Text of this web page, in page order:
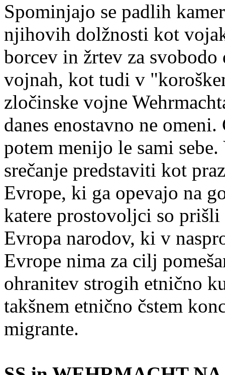
Spominjajo se padlih
njihovih dolžnosti kot
borcev in žrtev za
vojnah, kot tudi v
zločinske vojne
danes enostavno ne
potem menijo le sami
srečanje predstaviti kot
Evrope, ki ga opevajo na
katere prostovoljci so
Evropa narodov, ki v
Evrope nima za cilj
ohranitev strogih etnično
takšnem etnično čstem
migrante.